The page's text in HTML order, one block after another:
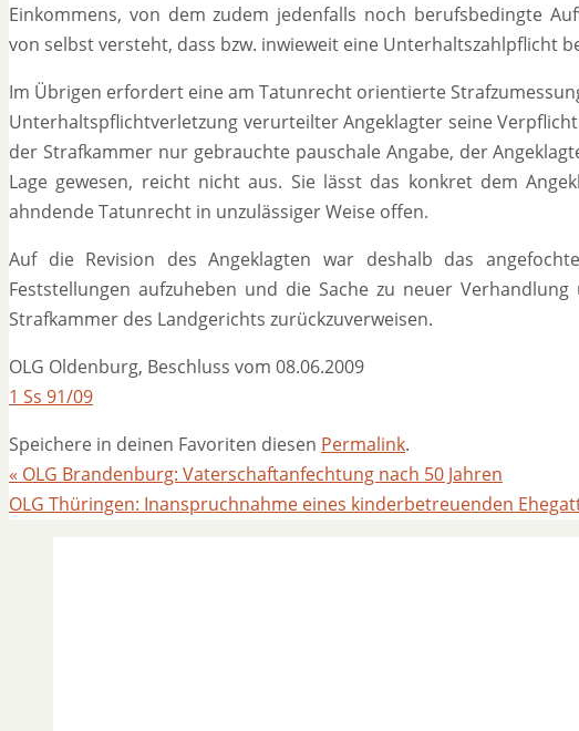
Einkommens, von dem zudem jedenfalls noch berufsbedingte
von selbst versteht, dass bzw. inwieweit eine Unterhaltszahlpflicht
Im Übrigen erfordert eine am Tatunrecht orientierte
Unterhaltspflichtverletzung verurteilter Angeklagter seine
der Strafkammer nur gebrauchte pauschale Angabe, der
Lage gewesen, reicht nicht aus. Sie lässt das konkret dem
ahndende Tatunrecht in unzulässiger Weise offen.
Auf die Revision des Angeklagten war deshalb das
Feststellungen aufzuheben und die Sache zu neuer
Strafkammer des Landgerichts zurückzuverweisen.
OLG Oldenburg, Beschluss vom 08.06.2009
1 Ss 91/09
Speichere in deinen Favoriten diesen Permalink.
« OLG Brandenburg: Vaterschaftanfechtung nach 50 Jahren
OLG Thüringen: Inanspruchnahme eines kinderbetreuenden